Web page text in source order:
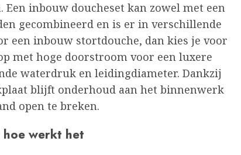
inbouw doucheset kan zowel met een
gecombineerd en is er in verschillende
een inbouw stortdouche, dan kies je voor
met hoge doorstroom voor een luxere
waterdruk en leidingdiameter. Dankzij
blijft onderhoud aan het binnenwerk
open te breken.
werkt het